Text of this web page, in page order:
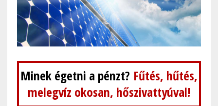
Minek égetni a pénzt? Fűtés, hűtés,
melegvíz okosan, hőszivattyúval!